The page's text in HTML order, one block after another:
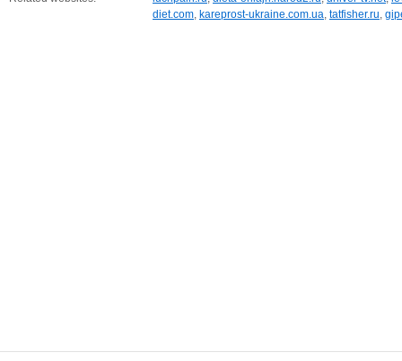
diet.com, kareprost-ukraine.com.ua, tatfisher.ru,